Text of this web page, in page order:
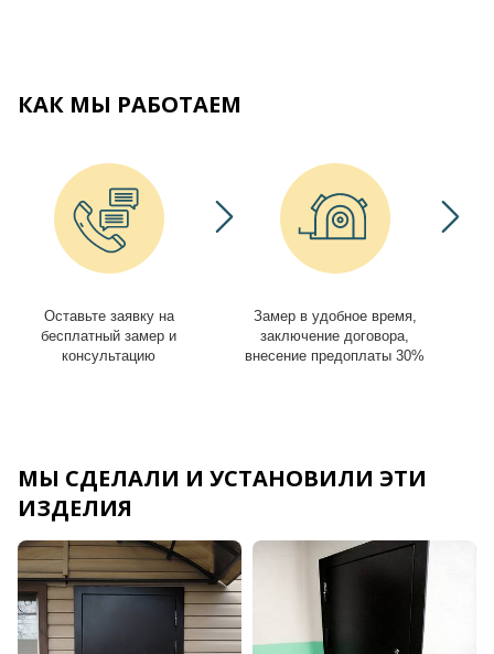
КАК МЫ РАБОТАЕМ
Оставьте заявку на
бесплатный замер и
консультацию
Замер в удобное время,
заключение договора,
внесение предоплаты 30%
МЫ СДЕЛАЛИ И УСТАНОВИЛИ ЭТИ
ИЗДЕЛИЯ